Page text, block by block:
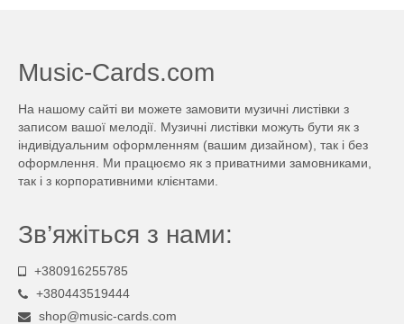
Music-Cards.com
На нашому сайті ви можете замовити музичні листівки з
записом вашої мелодії. Музичні листівки можуть бути як з
індивідуальним оформленням (вашим дизайном), так і без
оформлення. Ми працюємо як з приватними замовниками,
так і з корпоративними клієнтами.
Зв’яжіться з нами:
+380916255785
+380443519444
shop@music-cards.com